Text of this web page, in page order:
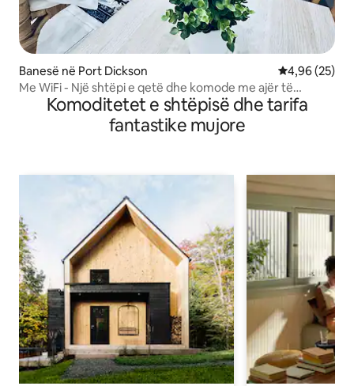
Banesë në Port Dickson Vlerësimi
4,96 (25)
Me WiFi - Një shtëpi e qetë dhe komode me ajër të
kondicionuar kudo
Komoditetet e shtëpisë dhe tarifa
fantastike mujore